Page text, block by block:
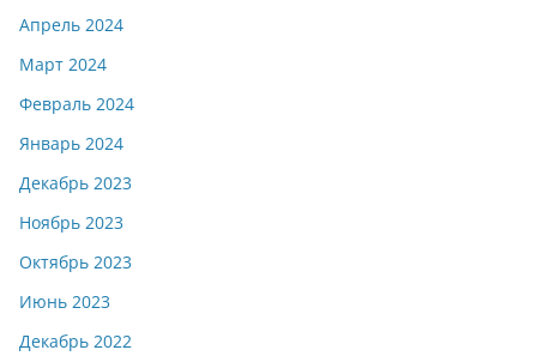
Апрель 2024
Март 2024
Февраль 2024
Январь 2024
Декабрь 2023
Ноябрь 2023
Октябрь 2023
Июнь 2023
Декабрь 2022